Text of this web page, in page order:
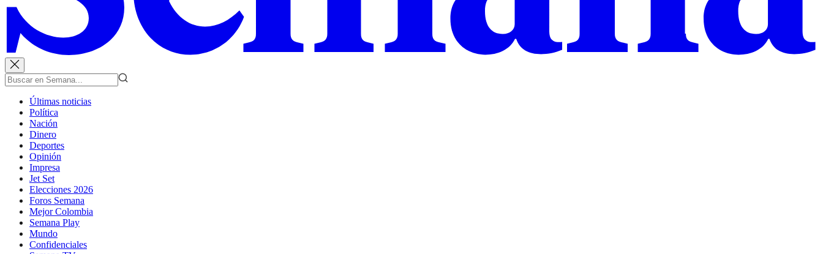
Últimas noticias
Política
Nación
Dinero
Deportes
Opinión
Impresa
Jet Set
Elecciones 2026
Foros Semana
Mejor Colombia
Semana Play
Mundo
Confidenciales